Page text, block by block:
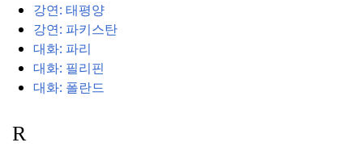
강연: 태평양
강연: 파키스탄
대화: 파리
대화: 필리핀
대화: 폴란드
R